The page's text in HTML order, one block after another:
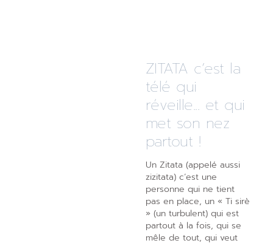
ZITATA c’est la
télé qui
réveille... et qui
met son nez
partout !
Un Zitata (appelé aussi
zizitata) c’est une
personne qui ne tient
pas en place, un « Ti sirè
» (un turbulent) qui est
partout à la fois, qui se
mêle de tout, qui veut